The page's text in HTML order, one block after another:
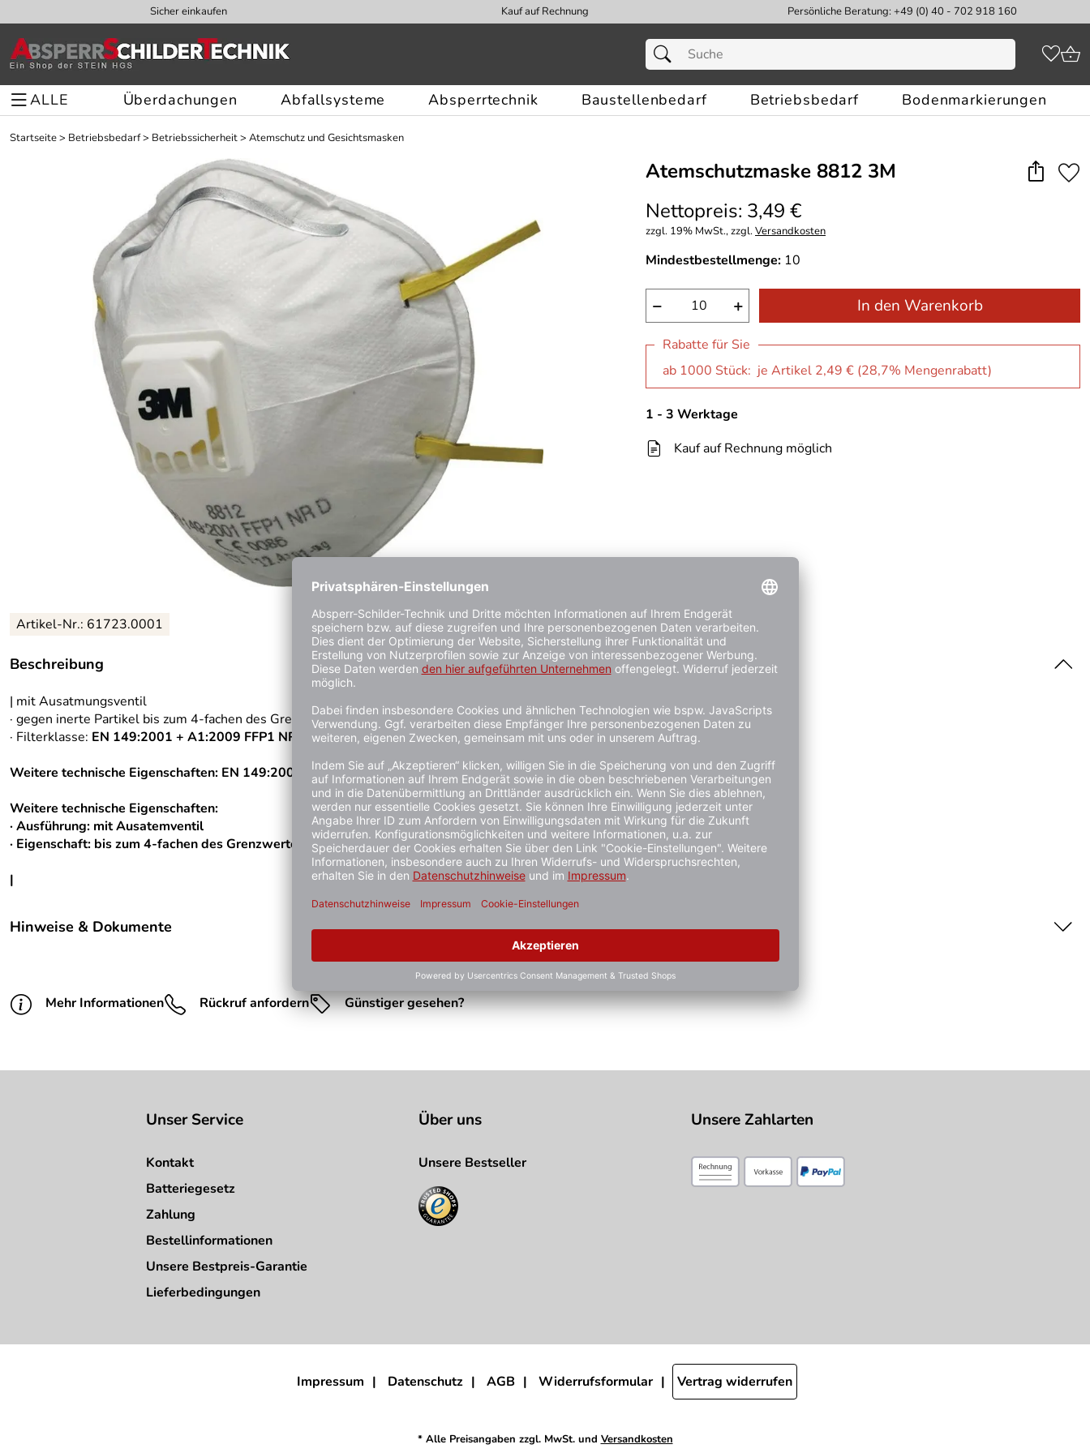
Sicher einkaufen Kauf auf Rechnung Persönliche Beratung: +49 (0) 40 - 702 918 160
ALLE Überdachungen Abfallsysteme Absperrtechnik Baustellenbedarf Betriebsbedarf Bodenmarkierungen
Startseite> Betriebsbedarf> Betriebssicherheit> Atemschutz und Gesichtsmasken
Atemschutzmaske 8812 3M
Nettopreis: 3,49 €
zzgl. 19% MwSt., zzgl.Versandkosten
Mindestbestellmenge: 10
− + In den Warenkorb
Rabatte für Sie
ab 1000 Stück: je Artikel 2,49 € (28,7% Mengenrabatt)
1 - 3 Werktage
Kauf auf Rechnung möglich
Artikel-Nr.: 61723.0001
Beschreibung
| mit Ausatmungsventil
· gegen inerte Partikel bis zum 4-fachen des Grenzwertes
· Filterklasse: EN 149:2001 + A1:2009 FFP1 NR D
Weitere technische Eigenschaften: EN 149:2001 + A1:2009 FFP1 NR D
Weitere technische Eigenschaften:
· Ausführung: mit Ausatemventil
· Eigenschaft: bis zum 4-fachen des Grenzwertes
|
Hinweise & Dokumente
PDF 81 sonstiges PDF-Dokument 1 (6.189kB)
Mehr Informationen Rückruf anfordern Günstiger gesehen?
Unser Service
Kontakt
Batteriegesetz
Zahlung
Bestellinformationen
Unsere Bestpreis-Garantie
Lieferbedingungen
Über uns
Unsere Bestseller
Unsere Zahlarten
Impressum Datenschutz AGB Widerrufsformular Vertrag widerrufen
* Alle Preisangaben zzgl. MwSt. und Versandkosten